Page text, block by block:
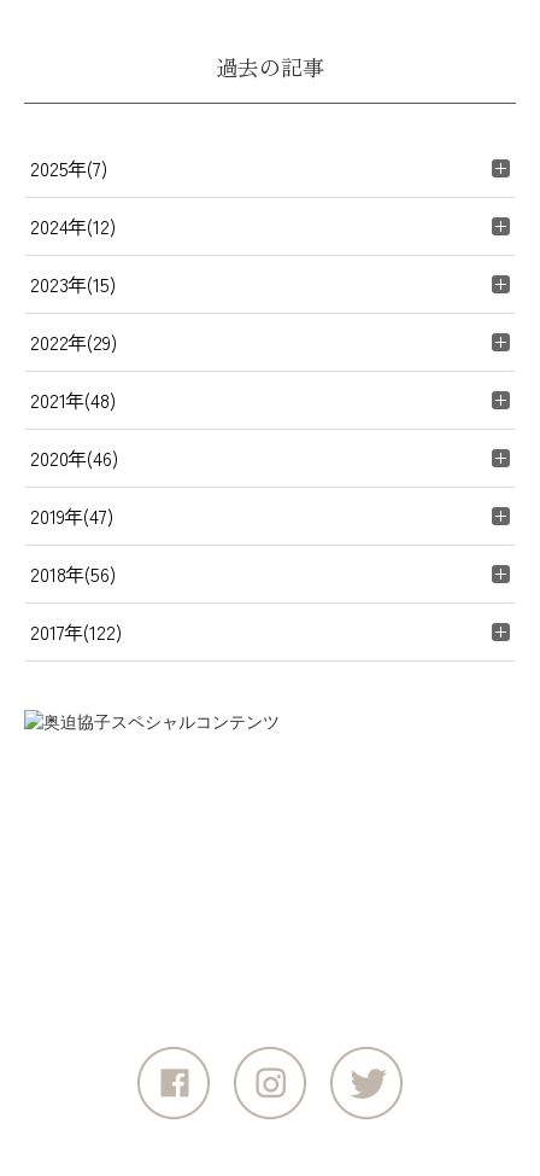
過去の記事
2025年(7)
2024年(12)
2023年(15)
2022年(29)
2021年(48)
2020年(46)
2019年(47)
2018年(56)
2017年(122)